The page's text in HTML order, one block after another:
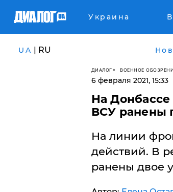
Украина
UA | RU
ДИАЛОГ ВОЕННОЕ
6 февраля 2021, 15:33
На
ВСУ ранены
​На линии
действий. В
ранены двое